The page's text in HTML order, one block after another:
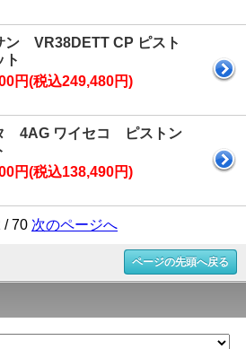
ン VR38DETT CP ピスト
ト
円(税込249,480円)
4AG ワイセコ ピストン
円(税込138,490円)
/ 70 次のページへ
ページの先頭へ戻る